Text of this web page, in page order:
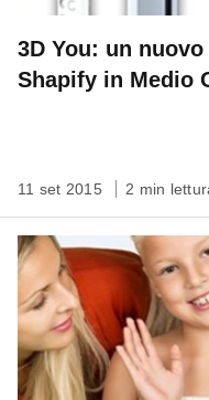
3D You: un
Shapify in Medio
11 set 2015 2 min